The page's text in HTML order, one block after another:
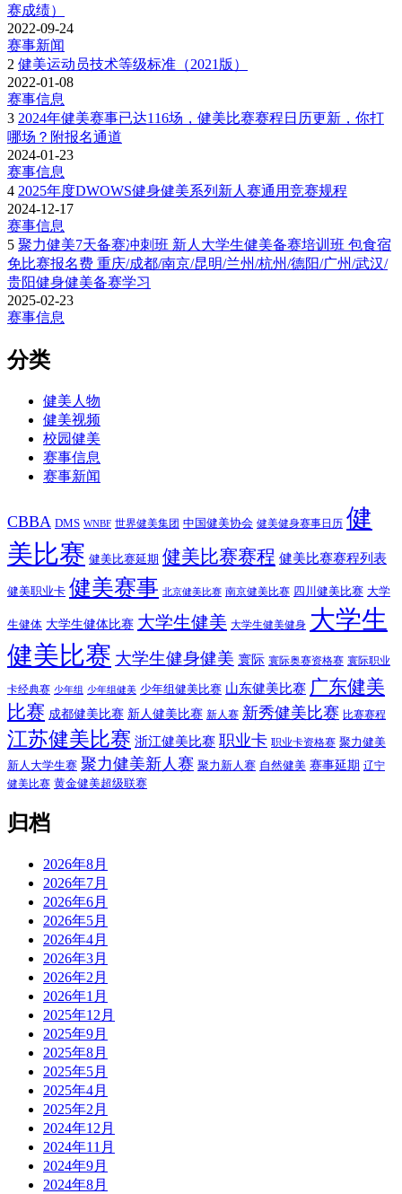
赛成绩）
2022-09-24
赛事新闻
2 健美运动员技术等级标准（2021版）
2022-01-08
赛事信息
3 2024年健美赛事已达116场，健美比赛赛程日历更新，你打
哪场？附报名通道
2024-01-23
赛事信息
4 2025年度DWOWS健身健美系列新人赛通用竞赛规程
2024-12-17
赛事信息
5 聚力健美7天备赛冲刺班 新人大学生健美备赛培训班 包食宿
免比赛报名费 重庆/成都/南京/昆明/兰州/杭州/德阳/广州/武汉/
贵阳健身健美备赛学习
2025-02-23
赛事信息
分类
健美人物
健美视频
校园健美
赛事信息
赛事新闻
CBBA DMS WNBF 世界健美集团 中国健美协会 健美健身赛事日历 健
美比赛 健美比赛延期 健美比赛赛程 健美比赛赛程列表
健美职业卡 健美赛事 北京健美比赛 南京健美比赛 四川健美比赛 大学
生健体 大学生健体比赛 大学生健美 大学生健美健身 大学生
健美比赛 大学生健身健美 寰际 寰际奥赛资格赛 寰际职业
卡经典赛 少年组 少年组健美 少年组健美比赛 山东健美比赛 广东健美
比赛 成都健美比赛 新人健美比赛 新人赛 新秀健美比赛 比赛赛程
江苏健美比赛 浙江健美比赛 职业卡 职业卡资格赛 聚力健美
新人大学生赛 聚力健美新人赛 聚力新人赛 自然健美 赛事延期 辽宁
健美比赛 黄金健美超级联赛
归档
2026年8月
2026年7月
2026年6月
2026年5月
2026年4月
2026年3月
2026年2月
2026年1月
2025年12月
2025年9月
2025年8月
2025年5月
2025年4月
2025年2月
2024年12月
2024年11月
2024年9月
2024年8月